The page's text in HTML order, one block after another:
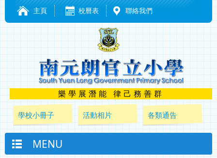
主頁 校曆表 聯絡我們
樂學展潛能 律己務善群
學校小冊子 活動相片 各類通告
MENU